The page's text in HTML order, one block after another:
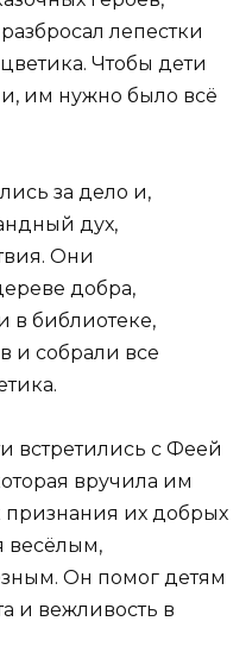
лепестки
Чтобы дети
им нужно было всё
за дело и,
дух,
Они
добра,
в библиотеке,
и собрали все
встретились с Феей
вручила им
их добрых
весёлым,
Он помог детям
и вежливость в